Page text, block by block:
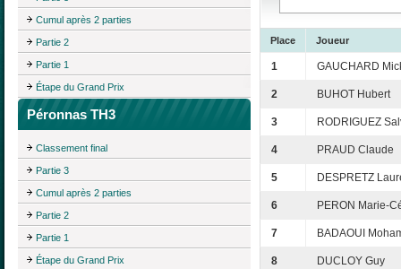
Cumul après 2 parties
Partie 2
Partie 1
Étape du Grand Prix
Péronnas TH3
Classement final
Partie 3
Cumul après 2 parties
Partie 2
Partie 1
Étape du Grand Prix
Place Joueur
1 GAUCHARD
2 BUHOT Hubert
3 RODRIGUEZ
4 PRAUD Claude
5 DESPRETZ
6 PERON Marie-
7 BADAOUI
8 DUCLOY Guy